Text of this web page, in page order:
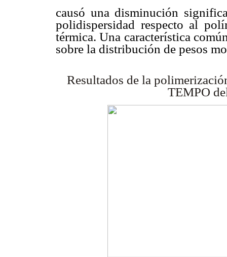
causó una disminución
polidispersidad respecto al
térmica. Una característica
sobre la distribución de pesos
Resultados de la
TEMPO